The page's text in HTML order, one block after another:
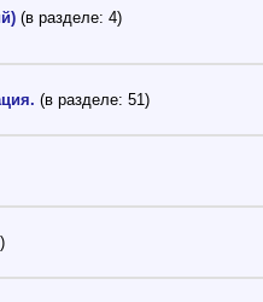
(в разделе: 4)
(в разделе: 51)